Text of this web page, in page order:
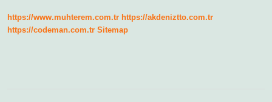
https://www.muhterem.com.tr https://akdeniztto.com.tr
https://codeman.com.tr Sitemap